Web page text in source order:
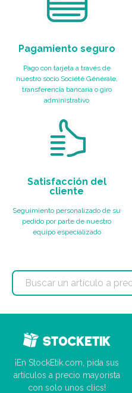
Pagamiento seguro
Pago con tarjeta a través de
nuestro socio Société Générale,
transferencia bancaria o giro
administrativo
Satisfacción del
cliente
Seguimiento personalizado de su
pedido por parte de nuestro
equipo especializado
¡En StockEtik.com, pida sus
artículos a precio mayorista
con solo unos clics!